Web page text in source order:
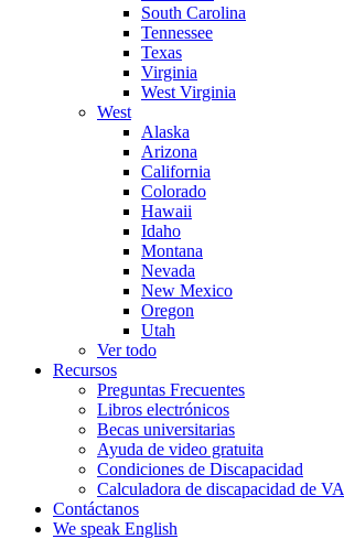
South Carolina
Tennessee
Texas
Virginia
West Virginia
West
Alaska
Arizona
California
Colorado
Hawaii
Idaho
Montana
Nevada
New Mexico
Oregon
Utah
Ver todo
Recursos
Preguntas Frecuentes
Libros electrónicos
Becas universitarias
Ayuda de video gratuita
Condiciones de Discapacidad
Calculadora de discapacidad de VA
Contáctanos
We speak English